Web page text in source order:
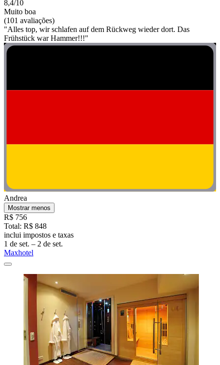
8,4/10
Muito boa
(101 avaliações)
"Alles top, wir schlafen auf dem Rückweg wieder dort. Das
Frühstück war Hammer!!!"
Andrea
Mostrar menos
R$ 756
Total: R$ 848
inclui impostos e taxas
1 de set. – 2 de set.
Maxhotel